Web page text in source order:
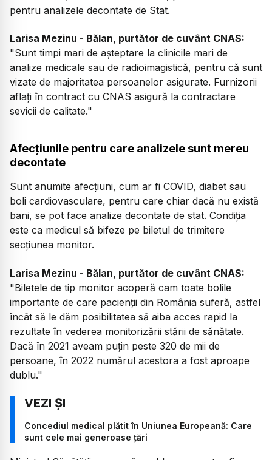
pentru analizele decontate de Stat.
Larisa Mezinu - Bălan, purtător de cuvânt CNAS:
"Sunt timpi mari de așteptare la clinicile mari de
analize medicale sau de radioimagistică, pentru că sunt
vizate de majoritatea persoanelor asigurate. Furnizorii
aflați în contract cu CNAS asigură la contractare
sevicii de calitate."
Afecțiunile pentru care analizele sunt mereu
decontate
Sunt anumite afecțiuni, cum ar fi COVID, diabet sau
boli cardiovasculare, pentru care chiar dacă nu există
bani, se pot face analize decontate de stat. Condiția
este ca medicul să bifeze pe biletul de trimitere
secțiunea monitor.
Larisa Mezinu - Bălan, purtător de cuvânt CNAS:
"Biletele de tip monitor acoperă cam toate bolile
importante de care pacienții din România suferă, astfel
încât să le dăm posibilitatea să aiba acces rapid la
rezultate în vederea monitorizării stării de sănătate.
Dacă în 2021 aveam puțin peste 320 de mii de
persoane, în 2022 numărul acestora a fost aproape
dublu."
Concediul medical plătit în Uniunea Europeană: Care
sunt cele mai generoase țări